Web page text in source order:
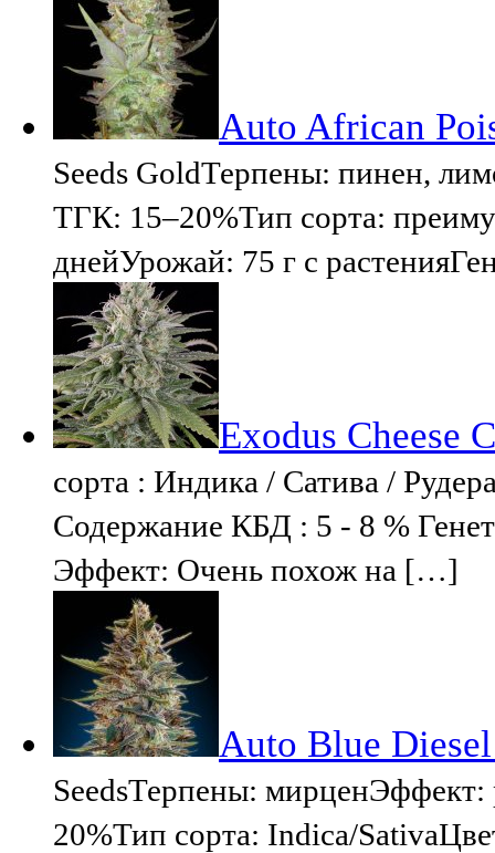
Auto African
Seeds GoldТерпены: пинен,
ТГК: 15–20%Тип сорта:
днейУрожай: 75 г с
Exodus Cheese
сорта : Индика / Сатива /
Содержание КБД : 5 - 8 %
Эффект: Очень похож на […]
Auto Blue
SeedsТерпены:
20%Тип сорта: Indica/